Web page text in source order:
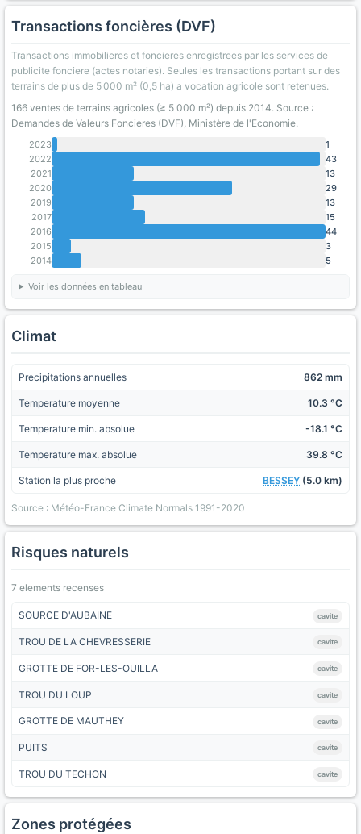
Transactions foncières (DVF)
Transactions immobilieres et foncieres enregistrees par les services de
publicite fonciere (actes notaries). Seules les transactions portant sur des
terrains de plus de 5 000 m² (0,5 ha) a vocation agricole sont retenues.
166 ventes de terrains agricoles (≥ 5 000 m²) depuis 2014. Source :
Demandes de Valeurs Foncieres (DVF), Ministère de l'Economie.
2023
1
2022
43
2021
13
2020
29
2019
13
2017
15
2016
44
2015
3
2014
5
Voir les données en tableau
Climat
Precipitations annuelles 862 mm
Temperature moyenne 10.3 °C
Temperature min. absolue -18.1 °C
Temperature max. absolue 39.8 °C
Station la plus proche BESSEY (5.0 km)
Source : Météo-France Climate Normals 1991-2020
Risques naturels
7 elements recenses
SOURCE D'AUBAINE cavite
TROU DE LA CHEVRESSERIE cavite
GROTTE DE FOR-LES-OUILLA cavite
TROU DU LOUP cavite
GROTTE DE MAUTHEY cavite
PUITS cavite
TROU DU TECHON cavite
Zones protégées